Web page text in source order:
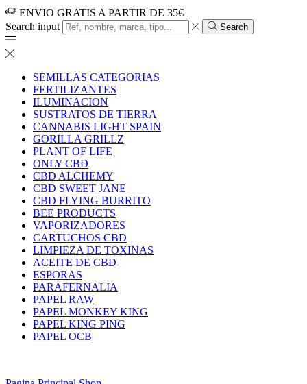
ENVIO GRATIS A PARTIR DE 35€
Search input
Search
SEMILLAS CATEGORIAS
FERTILIZANTES
ILUMINACION
SUSTRATOS DE TIERRA
CANNABIS LIGHT SPAIN
GORILLA GRILLZ
PLANT OF LIFE
ONLY CBD
CBD ALCHEMY
CBD SWEET JANE
CBD FLYING BURRITO
BEE PRODUCTS
VAPORIZADORES
CARTUCHOS CBD
LIMPIEZA DE TOXINAS
ACEITE DE CBD
ESPORAS
PARAFERNALIA
PAPEL RAW
PAPEL MONKEY KING
PAPEL KING PING
PAPEL OCB